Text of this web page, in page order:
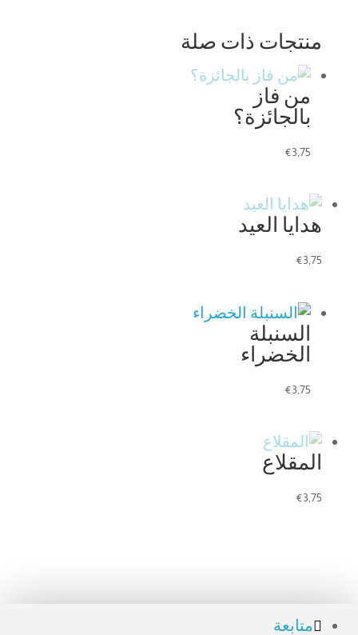
منتجات ذات صلة
من فاز
بالجائزة؟
€3,75
هدايا العيد
€3,75
السنبلة
الخضراء
€3,75
المقلاع
€3,75
متابعة